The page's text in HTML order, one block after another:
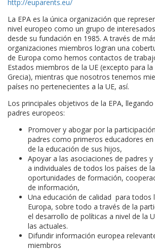
http://euparents.eu/
La EPA es la única organización que
nivel europeo como un grupo de
desde su fundación en 1985. A través de
organizaciones miembros logran una
de Europa como hemos contactos de
Estados miembros de la UE (excepto para la
Grecia), mientras que nosotros tenemos
países no pertenecientes a la UE, así.
Los principales objetivos de la EPA,
padres europeos:
Promover y abogar por la
padres como primeros educadores
de la educación de sus hijos,
Apoyar a las asociaciones de padres
a individuales de todos los países de
oportunidades de formación,
de información,
Una educación de calidad para todos
Europa, sobre todo a través de la
el desarrollo de políticas a nivel de la
las actuales.
Difundir información europea
miembros